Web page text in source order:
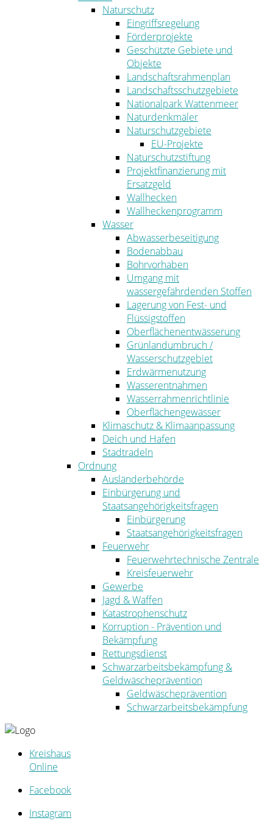
Naturschutz
Eingriffsregelung
Förderprojekte
Geschützte Gebiete und
Objekte
Landschaftsrahmenplan
Landschaftsschutzgebiete
Nationalpark Wattenmeer
Naturdenkmäler
Naturschutzgebiete
EU-Projekte
Naturschutzstiftung
Projektfinanzierung mit
Ersatzgeld
Wallhecken
Wallheckenprogramm
Wasser
Abwasserbeseitigung
Bodenabbau
Bohrvorhaben
Umgang mit
wassergefährdenden Stoffen
Lagerung von Fest- und
Flüssigstoffen
Oberflächenentwässerung
Grünlandumbruch /
Wasserschutzgebiet
Erdwärmenutzung
Wasserentnahmen
Wasserrahmenrichtlinie
Oberflächengewässer
Klimaschutz & Klimaanpassung
Deich und Hafen
Stadtradeln
Ordnung
Ausländerbehörde
Einbürgerung und
Staatsangehörigkeitsfragen
Einbürgerung
Staatsangehörigkeitsfragen
Feuerwehr
Feuerwehrtechnische Zentrale
Kreisfeuerwehr
Gewerbe
Jagd & Waffen
Katastrophenschutz
Korruption - Prävention und
Bekämpfung
Rettungsdienst
Schwarzarbeitsbekämpfung &
Geldwäscheprävention
Geldwäscheprävention
Schwarzarbeitsbekämpfung
Kreishaus
Online
Facebook
Instagram